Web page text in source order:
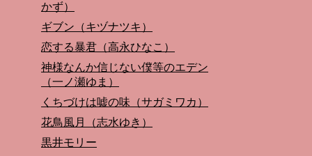
かず）
ギブン（キヅナツキ）
恋する暴君（高永ひなこ）
神様なんか信じない僕等のエデン
（一ノ瀬ゆま）
くちづけは嘘の味（サガミワカ）
花鳥風月（志水ゆき）
黒井モリー